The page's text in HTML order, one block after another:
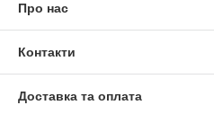
Про нас
Контакти
Доставка та оплата